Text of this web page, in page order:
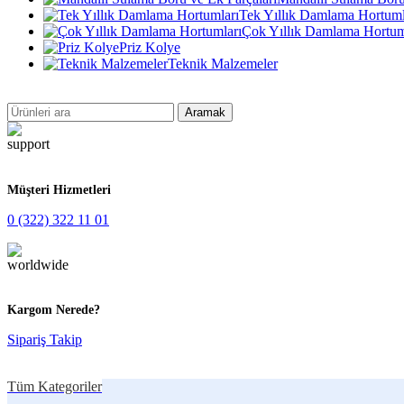
Tek Yıllık Damlama
Çok Yıllık Damlama
Priz Kolye
Teknik Malzemeler
Aramak
Müşteri Hizmetleri
0 (322) 322 11 01
Kargom Nerede?
Sipariş Takip
Tüm Kategoriler